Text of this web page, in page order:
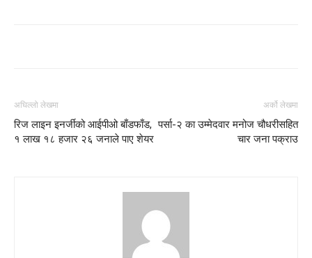
अघिल्लो लेखमा
रिज लाइन इनर्जीको आईपीओ बाँडफाँड,
१ लाख १८ हजार २६ जनाले पाए शेयर
अर्को लेखमा
पर्सा-२ का उम्मेदवार मनोज चौधरीसहित
चार जना पक्राउ